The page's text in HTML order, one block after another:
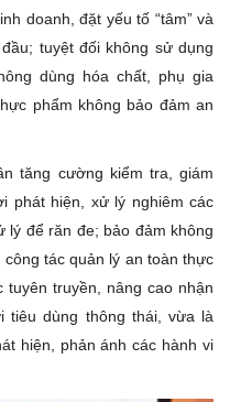
doanh, đặt yếu tố “tâm” và
tuyệt đối không sử dụng
dùng hóa chất, phụ gia
phẩm không bảo đảm an
tăng cường kiểm tra, giám
phát hiện, xử lý nghiêm các
lý để răn đe; bảo đảm không
tác quản lý an toàn thực
truyền, nâng cao nhận
dùng thông thái, vừa là
hiện, phản ánh các hành vi